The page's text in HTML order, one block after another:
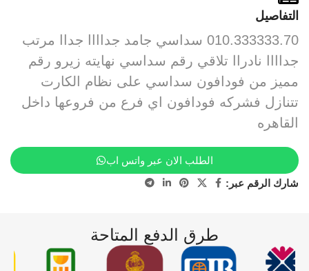
التفاصيل
010.333333.70 سداسي جامد جداااا جداا مرتب
جداااا نادراا تلاقي رقم سداسي نهايته زيرو رقم
مميز من فودافون سداسي على نظام الكارت
تتنازل فشركه فودافون اي فرع من فروعها داخل
القاهره
الطلب الان عبر واتس اب
شارك الرقم عبر:
طرق الدفع المتاحة